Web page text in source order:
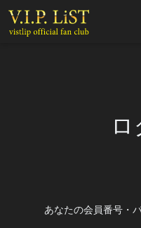
あなたの会員番号・